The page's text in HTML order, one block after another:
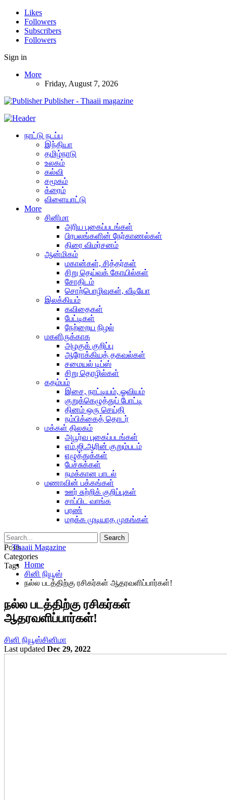
Likes
Followers
Subscribers
Followers
Sign in
More
Friday, August 7, 2026
Publisher - Thaaii magazine
நாட்டு நடப்பு
இந்தியா
தமிழ்நாடு
உலகம்
கல்வி
சமூகம்
க்ரைம்
விளையாட்டு
More
சினிமா
அரிய புகைப்படங்கள்
பிரபலங்களின் நேர்காணல்கள்
திரை விமர்சனம்
ஆன்மிகம்
மகான்கள், சித்தர்கள்
சிறு தெய்வக் கோயில்கள்
சோதிடம்
சொற்பொழிவுகள், வீடியோ
இலக்கியம்
கவிதைகள்
பேட்டிகள்
நேற்றைய நிழல்
மகளிருக்காக
அழகுக் குறிப்பு
ஆரோக்கியத் தகவல்கள்
சமையல் டிப்ஸ்
சிறு தொழில்கள்
கதம்பம்
இசை, நாட்டியம், ஓவியம்
குறுக்கெழுத்துப் போட்டி
தினம் ஒரு செய்தி
நம்பிக்கைத் தொடர்
மக்கள் திலகம்
அபூர்வ புகைப்படங்கள்
எம்.ஜி.ஆரின் குறும்படம்
எழுத்துக்கள்
பேச்சுக்கள்
நமக்கான பாடல்
மணாவின் பக்கங்கள்
ஊர் சுற்றிக் குறிப்புகள்
சாப்பிட வாங்க
பரண்
மறக்க முடியாத முகங்கள்
Posts
Categories
Tags Home
சினி நியூஸ்
நல்ல படத்திற்கு ரசிகர்கள் ஆதரவளிப்பார்கள்!
நல்ல படத்திற்கு ரசிகர்கள்
ஆதரவளிப்பார்கள்!
சினி நியூஸ்சினிமா
Last updated Dec 29, 2022